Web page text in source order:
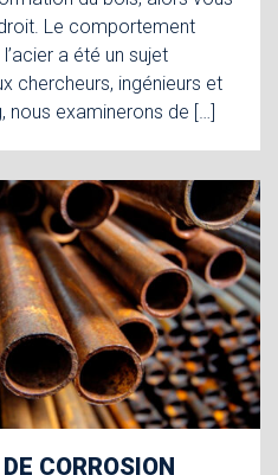
Le comportement
a été un sujet
chercheurs, ingénieurs et
nous examinerons de […]
CORROSION